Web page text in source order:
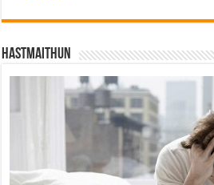
Hastmaithun